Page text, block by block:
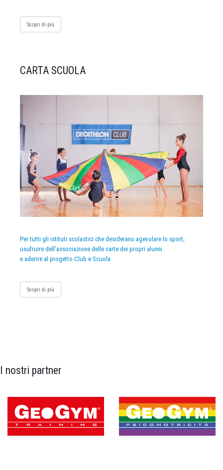
Scopri di più
CARTA SCUOLA
Per tutti gli istituti scolastici che desiderano agevolare lo sport,
usufruire dell’associazione delle carte dei propri alunni
e aderire al progetto Club e Scuola
Scopri di più
I nostri partner